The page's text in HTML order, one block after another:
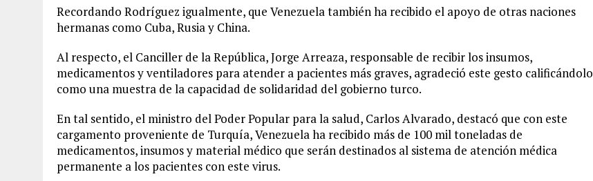
Recordando Rodríguez igualmente, que Venezuela también ha recibido el apoyo de otras naciones
hermanas como Cuba, Rusia y China.
Al respecto, el Canciller de la República, Jorge Arreaza, responsable de recibir los insumos,
medicamentos y ventiladores para atender a pacientes más graves, agradeció este gesto calificándolo
como una muestra de la capacidad de solidaridad del gobierno turco.
En tal sentido, el ministro del Poder Popular para la salud, Carlos Alvarado, destacó que con este
cargamento proveniente de Turquía, Venezuela ha recibido más de 100 mil toneladas de
medicamentos, insumos y material médico que serán destinados al sistema de atención médica
permanente a los pacientes con este virus.